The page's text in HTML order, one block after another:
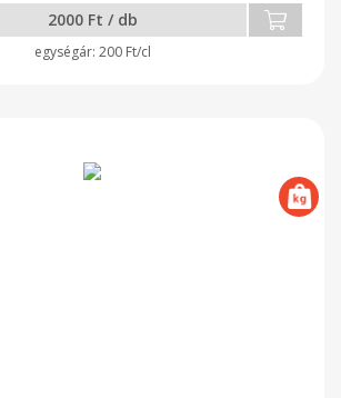
2000 Ft / db
200 Ft/cl